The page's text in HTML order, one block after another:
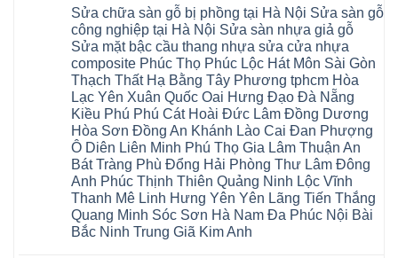
wood
đế
cao
su
IXPE
Hưng
Yên
Sài
Gòn
Ân
Thi
Hoàng
Mai
Hào
Tiên
Lữ
Từ
Liêm
Phù
Cừ
nhà
hà
nội
Ziccos
Flortex
black
Hobi
wood
Glotex
Kosmos
Hobi
wood
Charm
wood
đế
cao
su
IXPE
Phú
Hà
Nội
Sửa
sàn
giả
cong
vênh
Sửa
mặt
bậc
cầu
thang
nhựa
sửa
cửa
composite
tpHCM
bình
luận
ở
Sửa
sàn
gỗ
cong
vênh
tại
Hà
Nội
Sửa
sàn
gỗ
công
nghiệp
tại
Hà
Nội
Sửa chữa sàn gỗ bị phồng tại Hà Nội Sửa sàn gỗ
công nghiệp tại Hà Nội Sửa sàn nhựa giả gỗ
Sửa mặt bậc cầu thang nhựa sửa cửa nhựa
composite Phúc Thọ Phúc Lộc Hát Môn Sài Gòn
Thạch Thất Hạ Bằng Tây Phương tphcm Hòa
Lạc Yên Xuân Quốc Oai Hưng Đạo Đà Nẵng
Kiều Phú Phú Cát Hoài Đức Lâm Đồng Dương
Hòa Sơn Đồng An Khánh Lào Cai Đan Phượng
Ô Diên Liên Minh Phú Thọ Gia Lâm Thuận An
Bát Tràng Phù Đổng Hải Phòng Thư Lâm Đông
Anh Phúc Thịnh Thiên Quảng Ninh Lộc Vĩnh
Thanh Mê Linh Hưng Yên Yên Lãng Tiến Thắng
Quang Minh Sóc Sơn Hà Nam Đa Phúc Nội Bài
Bắc Ninh Trung Giã Kim Anh